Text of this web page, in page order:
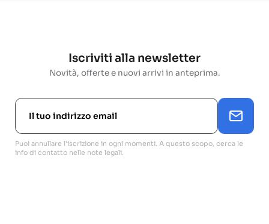
Iscriviti alla newsletter
Novità, offerte e nuovi arrivi in anteprima.
Puoi annullare l'iscrizione in ogni momenti. A questo scopo, cerca le
info di contatto nelle note legali.